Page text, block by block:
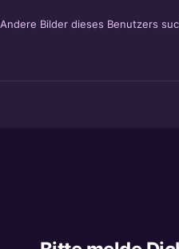
Andere Bilder dieses Benutzers